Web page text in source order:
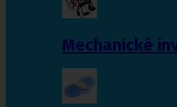
Mechanické